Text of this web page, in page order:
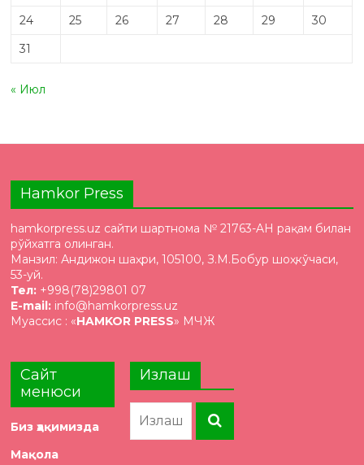
24
25 26 27 28 29
30
31
« Июл
Hamkor Press
hamkorpress.uz сайти шартнома № 21763-AH рақам билан
рўйхатга олинган.
Манзил: Андижон шаҳри, 105100, З.М.Бобур шоҳкўчаси,
53-уй.
Тел: +998(78)29801 07
E-mail: info@hamkorpress.uz
Муассис : «HAMKOR PRESS» МЧЖ
Сайт
менюси
Биз ҳақимизда
Мақола
Излаш